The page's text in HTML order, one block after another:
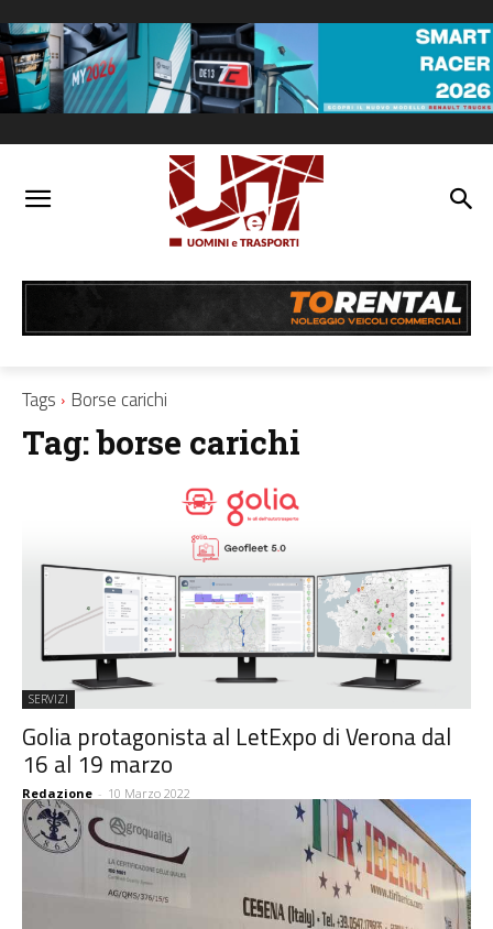
Tags Borse carichi
Tag:borse carichi
SERVIZI
Golia protagonista al LetExpo di Verona dal
16 al 19 marzo
Redazione - 10 Marzo 2022